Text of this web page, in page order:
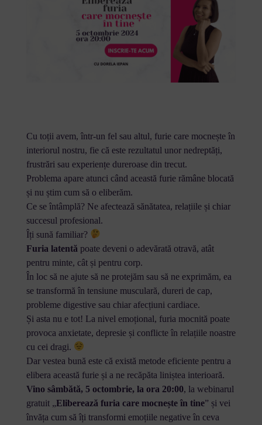
Cu toții avem, într-un fel sau altul, furie care mocnește în
interiorul nostru, fie că este rezultatul unor nedreptăți,
frustrări sau experiențe dureroase din trecut.
Problema apare atunci când această furie rămâne blocată
și nu știm cum să o eliberăm.
Ce se întâmplă? Ne afectează sănătatea, relațiile și chiar
succesul profesional.
Îți sună familiar?
Furia latentă poate deveni o adevărată otravă, atât
pentru minte, cât și pentru corp.
În loc să ne ajute să ne protejăm sau să ne exprimăm, ea
se transformă în tensiune musculară, dureri de cap,
probleme digestive sau chiar afecțiuni cardiace.
Și asta nu e tot! La nivel emoțional, furia mocnită poate
provoca anxietate, depresie și conflicte în relațiile noastre
cu cei dragi.
Dar vestea bună este că există metode eficiente pentru a
elibera această furie și a ne recăpăta liniștea interioară.
Vino sâmbătă, 5 octombrie, la ora 20:00, la webinarul
gratuit „Eliberează furia care mocnește în tine” și vei
învăța cum să îți transformi emoțiile negative în ceva